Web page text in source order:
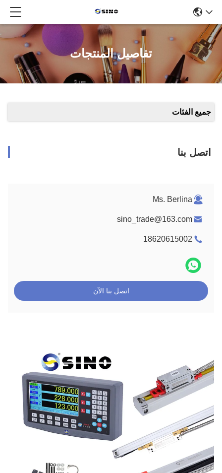
تفاصيل المنتجات
جميع الفئات
اتصل بنا
Ms. Berlina
sino_trade@163.com
18620615002
اتصل بنا الآن